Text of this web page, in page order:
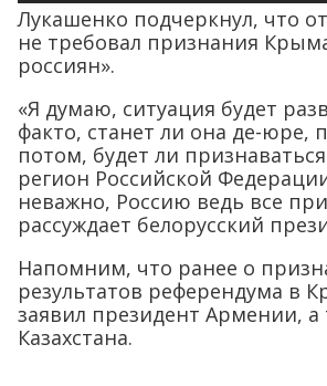
Лукашенко подчеркнул, что
не требовал признания
россиян».
«Я думаю, ситуация будет
факто, станет ли она де-юре,
потом, будет ли
регион Российской
неважно, Россию ведь все
рассуждает белорусский
Напомним, что ранее о
результатов референдума в
заявил президент Армении,
Казахстана.